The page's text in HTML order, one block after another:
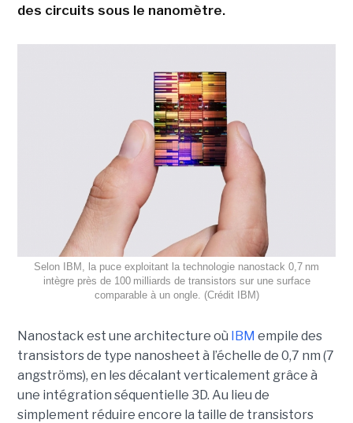
des circuits sous le nanomètre.
Selon IBM, la puce exploitant la technologie nanostack 0,7 nm
intègre près de 100 milliards de transistors sur une surface
comparable à un ongle. (Crédit IBM)
Nanostack est une architecture où IBM empile des
transistors de type nanosheet à l’échelle de 0,7 nm (7
angströms), en les décalant verticalement grâce à
une intégration séquentielle 3D. Au lieu de
simplement réduire encore la taille de transistors